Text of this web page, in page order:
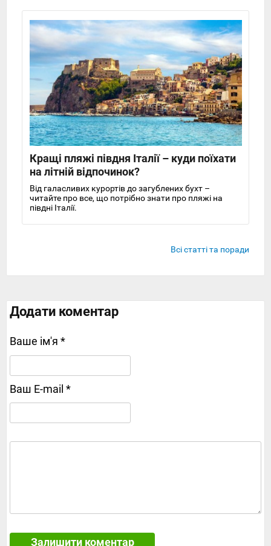
Кращі пляжі півдня Італії – куди поїхати
на літній відпочинок?
Від галасливих курортів до загублених бухт –
читайте про все, що потрібно знати про пляжі на
півдні Італії.
Всі статті та поради
Додати коментар
Ваше ім'я *
Ваш E-mail *
Залишити коментар